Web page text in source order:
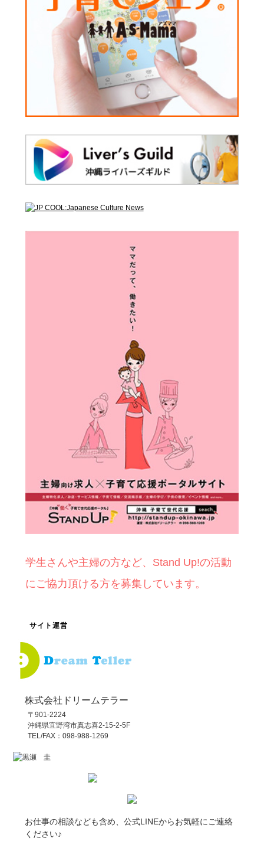
学生さんや主婦の方など、Stand Up!の活動
にご協力頂ける方を募集しています。
サイト運営
株式会社ドリームテラー
〒901-2224
沖縄県宜野湾市真志喜2-15-2-5F
TEL/FAX：098-988-1269
お仕事の相談なども含め、公式LINEからお気軽にご連絡
ください♪